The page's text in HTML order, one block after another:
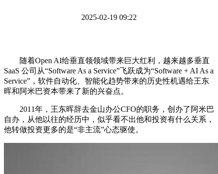
2025-02-19 09:22
随着Open AI给垂直领领域带来巨大红利，越来越多垂直
SaaS 公司从“Software As a Service”飞跃成为“Software + AI As a
Service”，软件自动化、智能化趋势带来的历史性机遇给王东
晖和阿米巴资本带来了新的兴奋点。
2011年，王东晖辞去金山办公CFO的职务，创办了阿米巴
自办，从他以往的经历中，似乎看不出他和投资有什么关系，
他转做投资更多的是“非主流”心态驱使。